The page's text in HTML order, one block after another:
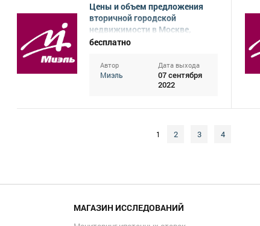
Цены и объем предложения
вторичной городской
недвижимости в Москве,
август 2022
бесплатно
Автор
Миэль
Дата выхода
07 сентября
2022
1 2 3 4
МАГАЗИН ИССЛЕДОВАНИЙ